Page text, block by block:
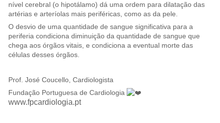
nível cerebral (o hipotálamo) dá uma ordem para dilatação das
artérias e arteríolas mais periféricas, como as da pele.
O desvio de uma quantidade de sangue significativa para a
periferia condiciona diminuição da quantidade de sangue que
chega aos órgãos vitais, e condiciona a eventual morte das
células desses órgãos.
Prof. José Coucello, Cardiologista
Fundação Portuguesa de Cardiologia
www.fpcardiologia.pt